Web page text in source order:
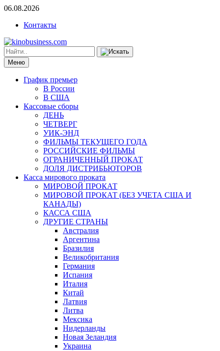
06.08.2026
Контакты
Меню
График премьер
В России
В США
Кассовые сборы
ДЕНЬ
ЧЕТВЕРГ
УИК-ЭНД
ФИЛЬМЫ ТЕКУЩЕГО ГОДА
РОССИЙСКИЕ ФИЛЬМЫ
ОГРАНИЧЕННЫЙ ПРОКАТ
ДОЛЯ ДИСТРИБЬЮТОРОВ
Касса мирового проката
МИРОВОЙ ПРОКАТ
МИРОВОЙ ПРОКАТ (БЕЗ УЧЕТА США И
КАНАДЫ)
КАССА США
ДРУГИЕ СТРАНЫ
Австралия
Аргентина
Бразилия
Великобритания
Германия
Испания
Италия
Китай
Латвия
Литва
Мексика
Нидерланды
Новая Зеландия
Украина